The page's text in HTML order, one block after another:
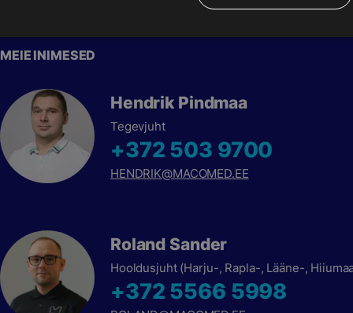
MEIE INIMESED
Hendrik Pindmaa
Tegevjuht
+372 503 9700
HENDRIK@MACOMED.EE
Roland Sander
Hooldusjuht (Harju-, Rapla-, Lääne-,
+372 5566 5998